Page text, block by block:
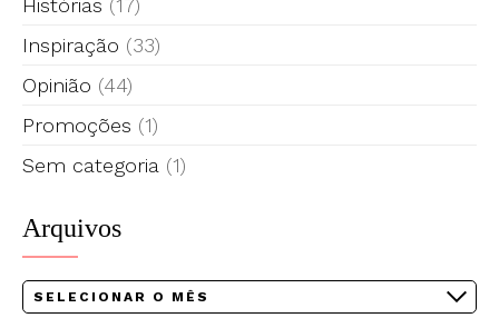
Histórias (17)
Inspiração (33)
Opinião (44)
Promoções (1)
Sem categoria (1)
Arquivos
Arquivos